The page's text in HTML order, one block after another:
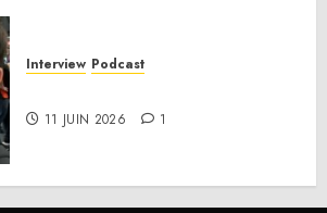
Interview Podcast
11 JUIN 2026 1